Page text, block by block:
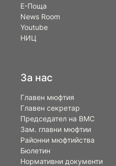
Е-Поща
News Room
Youtube
НИЦ
За нас
Главен мюфтия
Главен секретар
Председател на ВМС
Зам. главни мюфтии
Районни мюфтийства
Бюлетин
Нормативни документи